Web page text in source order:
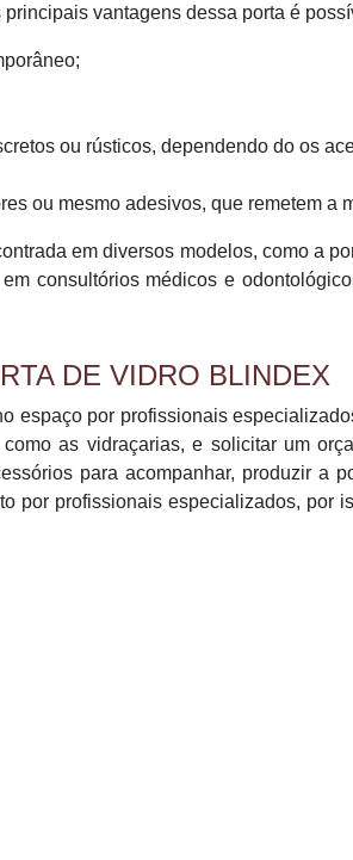
vantagens dessa porta é
ou rústicos, dependendo do os
ou mesmo adesivos, que remetem a
em diversos modelos, como a
consultórios médicos e
DE VIDRO BLINDEX
espaço por profissionais
as vidraçarias, e solicitar um
para acompanhar, produzir a
por profissionais especializados, por